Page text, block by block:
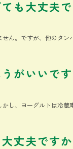
も大丈夫
ん。ですが、他のタ
がいいで
し、ヨーグルトは冷
丈夫です